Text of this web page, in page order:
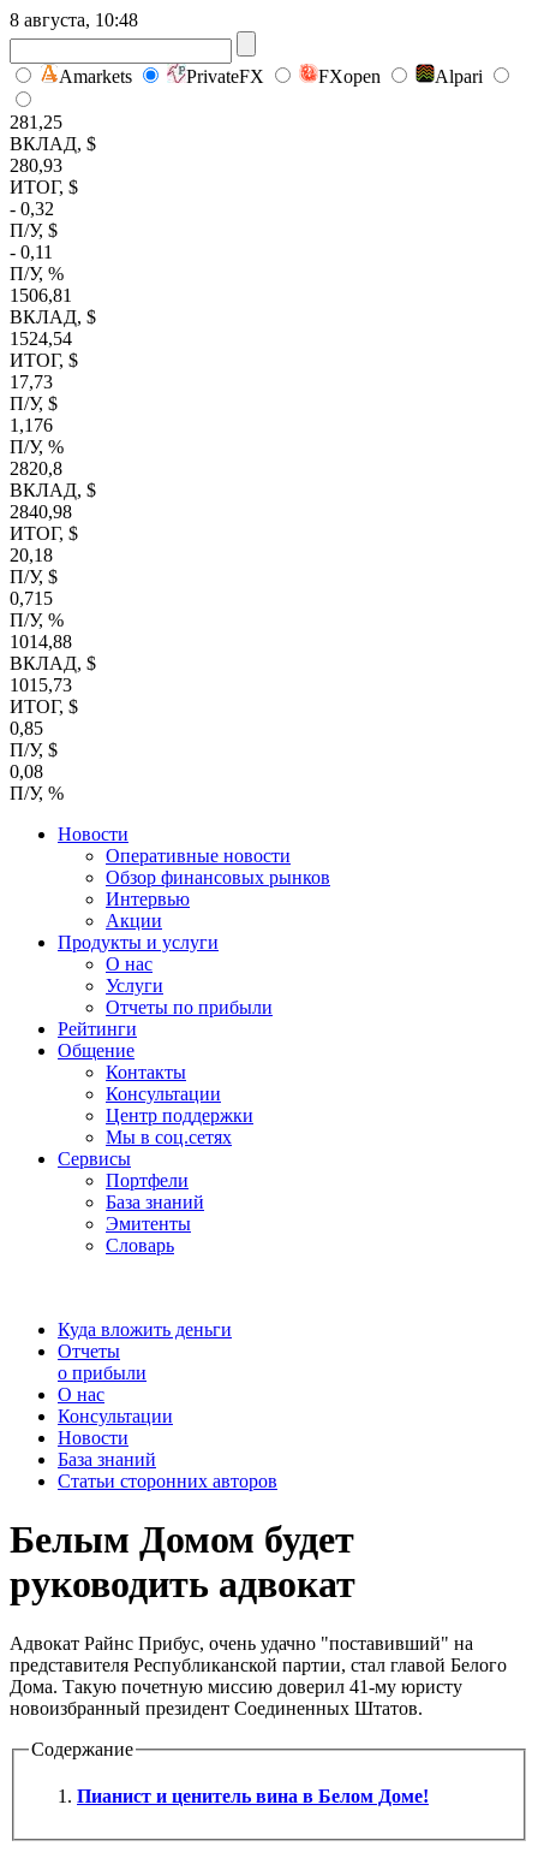
8 августа, 10:48
Amarkets PrivateFX FXopen Alpari
281,25
ВКЛАД, $
280,93
ИТОГ, $
- 0,32
П/У, $
- 0,11
П/У, %
1506,81
ВКЛАД, $
1524,54
ИТОГ, $
17,73
П/У, $
1,176
П/У, %
2820,8
ВКЛАД, $
2840,98
ИТОГ, $
20,18
П/У, $
0,715
П/У, %
1014,88
ВКЛАД, $
1015,73
ИТОГ, $
0,85
П/У, $
0,08
П/У, %
Новости
Оперативные новости
Обзор финансовых рынков
Интервью
Акции
Продукты и услуги
О нас
Услуги
Отчеты по прибыли
Рейтинги
Общение
Контакты
Консультации
Центр поддержки
Мы в соц.сетях
Сервисы
Портфели
База знаний
Эмитенты
Словарь
Куда вложить деньги
Отчеты
о прибыли
О нас
Консультации
Новости
База знаний
Статьи сторонних авторов
Белым Домом будет
руководить адвокат
Адвокат Райнс Прибус, очень удачно "поставивший" на
представителя Республиканской партии, стал главой Белого
Дома. Такую почетную миссию доверил 41-му юристу
новоизбранный президент Соединенных Штатов.
Содержание
Пианист и ценитель вина в Белом Доме!